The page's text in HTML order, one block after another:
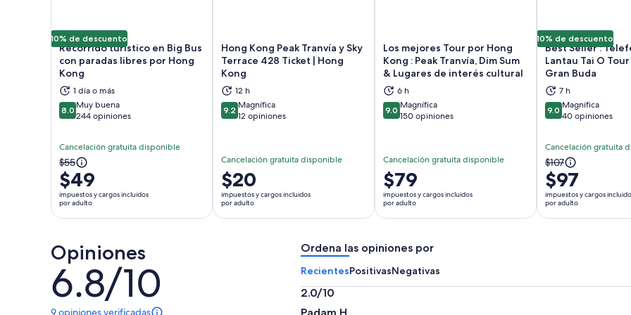
10% de descuento
Recorrido turístico en Big Bus
con paradas libres por Hong
Kong
1 día o más
8.08.0 de 10
Muy buena
244 opiniones
Cancelación gratuita disponible
El
precio
anterior
era
$55
el
actual
es
$49
por
$55
$49
impuestos y cargos incluidos
por adulto
Se abrirá en una nueva pestaña
Hong Kong Peak Tranvía y Sky
Terrace 428 Ticket | Hong
Kong
12 h
9.29.2 de 10
Magnífica
12 opiniones
Cancelación gratuita disponible
El
precio
es
de
$20
impuestos y cargos incluidos
por adulto
Se abrirá en una nueva pestaña
Los mejores Tour por Hong
Kong : Peak Tranvía, Dim Sum
& Lugares de interés cultural
6 h
9.09.0 de 10
Magnífica
150 opiniones
Cancelación gratuita disponible
El
precio
es
de
por
$79
impuestos y cargos incluidos
por adulto
Se abrirá en una nueva pestaña
10% de descuento
Best Seller :
Lantau Tai O
Gran Buda
7 h
9.09.0 de 10
Magnífica
40 opiniones
Cancelación gratuita
El
precio
anterior
era
$107
$107
$97
impuestos y cargos
por adulto
Opiniones
6.8/10
6.8
de
10
9 opiniones verificadas
Ordena las opiniones por
RecientesPositivasNegativas
2.0/10
2.0